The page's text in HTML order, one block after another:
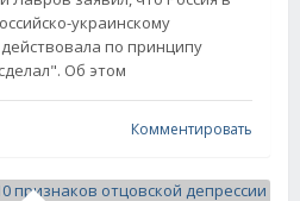
украинскому
по принципу
Об этом
Комментировать